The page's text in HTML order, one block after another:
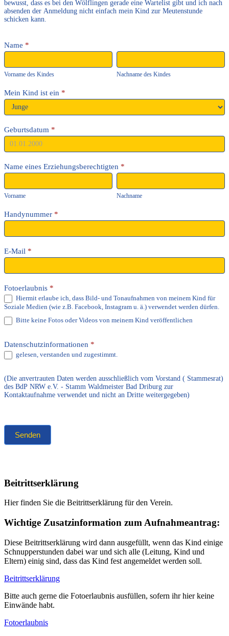
bewusst, dass es bei den Wölflingen gerade eine Wartelist gibt und ich nach
absenden der Anmeldung nicht einfach mein Kind zur Meutenstunde
schicken kann.
Name *
Vorname
des
Kindes
Vorname des Kindes
Nachname
des
Kindes
Nachname des Kindes
Mein Kind ist ein *
Geburtsdatum *
Name eines Erziehungsberechtigten *
Vorname
Vorname
Nachname
Nachname
Handynummer *
E-Mail *
Fotoerlaubnis *
Hiermit erlaube ich, dass Bild- und Tonaufnahmen von meinem Kind für
Soziale Medien (wie z.B. Facebook, Instagram u. ä.) verwendet werden dürfen.
Bitte keine Fotos oder Videos von meinem Kind veröffentlichen
Datenschutzinformationen *
gelesen, verstanden und zugestimmt.
(Die anvertrauten Daten werden ausschließlich vom Vorstand ( Stammesrat)
des BdP NRW e.V. - Stamm Waldmeister Bad Driburg zur
Kontaktaufnahme verwendet und nicht an Dritte weitergegeben)
Senden
Beitrittserklärung
Hier finden Sie die Beitrittserklärung für den Verein.
Wichtige Zusatzinformation zum Aufnahmeantrag:
Diese Beitrittserklärung wird dann ausgefüllt, wenn das Kind einige
Schnupperstunden dabei war und sich alle (Leitung, Kind und
Eltern) einig sind, dass das Kind fest angemeldet werden soll.
Beitrittserklärung
Bitte auch gerne die Fotoerlaubnis ausfüllen, sofern ihr hier keine
Einwände habt.
Fotoerlaubnis